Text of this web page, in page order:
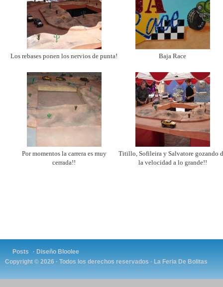
Los rebases ponen los nervios de punta! Baja Race
Por momentos la carrera es muy
cerrada!!
Titillo, Sofileira y Salvatore gozando
la velocidad a lo grande!!
Posts · Diseño Bloolee
Copyright © 2026 · Todos los derechos reservados · La Feria De Bolitas